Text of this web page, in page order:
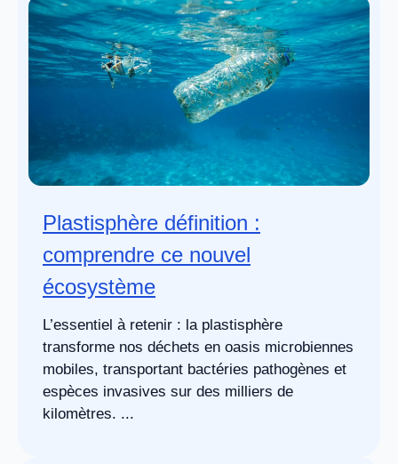
Plastisphère définition :
comprendre ce nouvel
écosystème
L’essentiel à retenir : la plastisphère
transforme nos déchets en oasis microbiennes
mobiles, transportant bactéries pathogènes et
espèces invasives sur des milliers de
kilomètres. ...